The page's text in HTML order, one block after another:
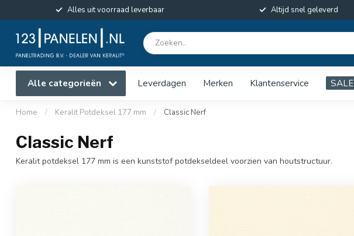
Alles uit voorraad leverbaar Altijd snel geleverd
Alle categorieën Leverdagen Merken Klantenservice SALE
Home / Keralit Potdeksel 177 mm / Classic Nerf
Classic Nerf
Keralit potdeksel 177 mm is een kunststof potdekseldeel voorzien van houtstructuur.